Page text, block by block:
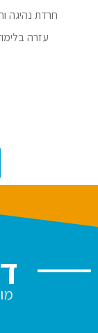
חרדת נהיגה
עזרה